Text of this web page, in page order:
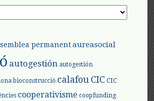
permanent aureasocial
autogestión autogestión
bioconstrucció calafouCIC CIC
cooperativisme coopfunding